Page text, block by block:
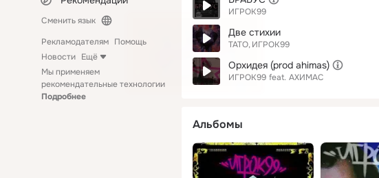
Сменить язык
Рекламодателям Помощь
Новости Ещё
Мы применяем
рекомендательные технологии
Подробнее
ИГРОК99
Две стихии
ТАТО ИГРОК99
Орхидея (prod ahimas)
ИГРОК99 feat. АХИМАС
Альбомы